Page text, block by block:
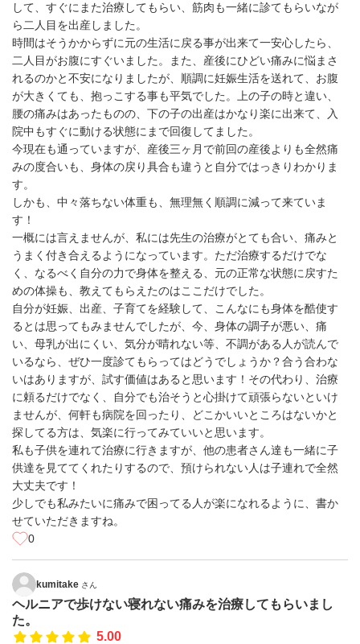
して、すぐにまた治療してもらい、筋肉も一緒に診てもらいなが
ら二人目を出産しました。
時間はそうかからずに元の生活に戻る事が出来て一安心したら、
二人目がお腹にすぐいました。また、産後にひどい痛みに悩まさ
れるのかと不安になりましたが、順調に妊娠生活を送れて、お腹
が大きくても、抱っこする事も平気でした。上の子の時と違い、
腰の痛みはあったものの、下の子の出産はかなり楽に出来て、入
院中もすぐに動ける状態にまで回復してました。
今現在も通っていますが、産後三ヶ月で前回の産後よりも全然痛
みの度合いも、身体の戻り具合も違うと自分ではっきりわかりま
す。
しかも、中々落ちない体重も、無理無く順調に減って来ていま
す！
一概には言えませんが、私には先生の治療がとても合い、痛みと
うまく付き合えるようになっています。ただ治療するだけでな
く、なるべく自分の力で身体を整える、元の正常な状態に戻すた
めの体操も、教えてもらえたのはここだけでした。
自分が妊娠、出産、子育てを経験して、こんなにも身体を酷使す
るとは思ってもみませんでしたが、今、身体の調子が悪い、痛
い、母乳が出にくい、気分が晴れない等、不調がある人が読んで
いるなら、ぜひ一度診てもらってはどうでしょうか？合う合わな
いはありますが、試す価値はあると思います！その代わり、治療
に頼るだけでなく、自分でも治そうと心掛けて頑張らないといけ
ませんが、何軒も病院を回ったり、どこかいいところはないかと
探してる方は、気楽に行ってみていいと思います。
私も子供を連れて治療に行きますが、他の患者さん達も一緒に子
供達を見ててくれたりするので、預けられない人は子連れで全然
大丈夫です！
少しでも私みたいに痛みで困ってる人が楽になれるように、書か
せていただきますね。
0
kumitake さん
ヘルニアで歩けない寝れない痛みを治療してもらいまし
た。
5.00